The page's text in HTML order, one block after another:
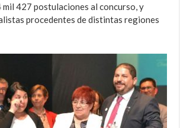
427 postulaciones al concurso, y
procedentes de distintas regiones